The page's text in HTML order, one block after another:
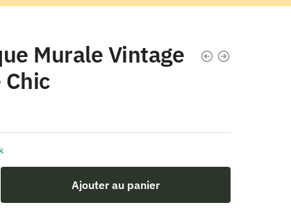
Murale Vintage
Chic
Ajouter au panier